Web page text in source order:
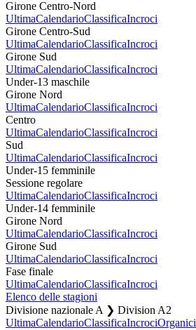
Girone Centro-Nord
UltimaCalendarioClassificaIncroci
Girone Centro-Sud
UltimaCalendarioClassificaIncroci
Girone Sud
UltimaCalendarioClassificaIncroci
Under-13 maschile
Girone Nord
UltimaCalendarioClassificaIncroci
Centro
UltimaCalendarioClassificaIncroci
Sud
UltimaCalendarioClassificaIncroci
Under-15 femminile
Sessione regolare
UltimaCalendarioClassificaIncroci
Under-14 femminile
Girone Nord
UltimaCalendarioClassificaIncroci
Girone Sud
UltimaCalendarioClassificaIncroci
Fase finale
UltimaCalendarioClassificaIncroci
Elenco delle stagioni
Divisione nazionale A ❯ Division A2
UltimaCalendarioClassificaIncrociOrganici